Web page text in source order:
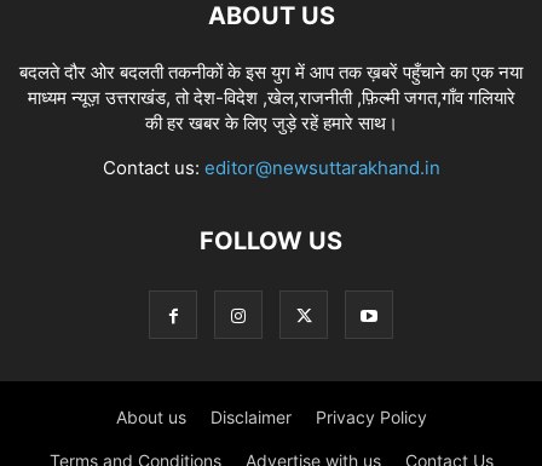
ABOUT US
बदलते दौर ओर बदलती तकनीकों के इस युग में आप तक ख़बरें पहुँचाने का एक नया
माध्यम न्यूज़ उत्तराखंड, तो देश-विदेश ,खेल,राजनीती ,फ़िल्मी जगत,गाँव गलियारे
की हर खबर के लिए जुड़े रहें हमारे साथ।
Contact us: editor@newsuttarakhand.in
FOLLOW US
About us Disclaimer Privacy Policy
Terms and Conditions Advertise with us Contact Us